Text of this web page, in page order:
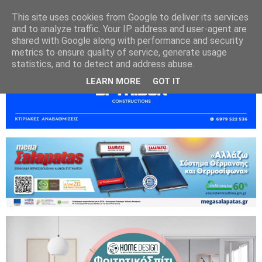
This site uses cookies from Google to deliver its services
and to analyze traffic. Your IP address and user-agent are
shared with Google along with performance and security
metrics to ensure quality of service, generate usage
statistics, and to detect and address abuse.
LEARN MORE GOT IT